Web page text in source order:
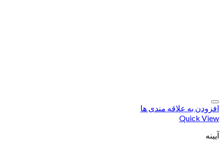
افزودن به علاقه مندی ها
Quick View
آیینه